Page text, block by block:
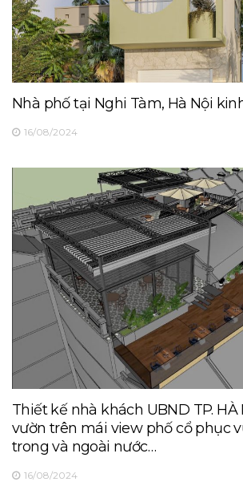
Nhà phố tại Nghi Tàm, Hà Nội
16/08/2024
Thiết kế nhà khách UBND TP. HÀ
vườn trên mái view phố cổ phục
trong và ngoài nước…
16/08/2024